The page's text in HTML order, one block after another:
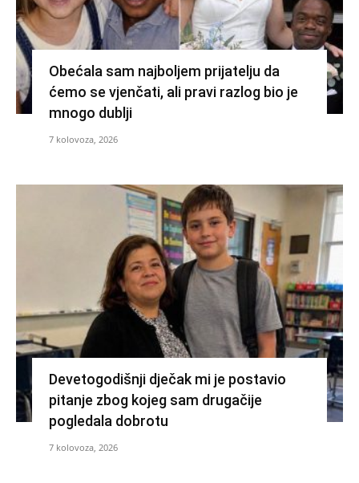
Obećala sam najboljem prijatelju da
ćemo se vjenčati, ali pravi razlog bio je
mnogo dublji
7 kolovoza, 2026
Devetogodišnji dječak mi je postavio
pitanje zbog kojeg sam drugačije
pogledala dobrotu
7 kolovoza, 2026